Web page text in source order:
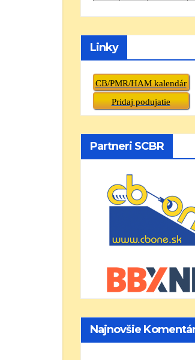
Linky
CB/PMR/HAM kalendár
Pridaj podujatie
Partneri SCBR
Najnovšie